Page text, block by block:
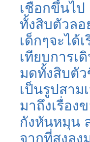
เชือกขึ้นไป
ทั้งสิบตัวลอ
เด็กๆจะได้
เทียบการเ
มดทั้งสิบตั
เป็นรูปสาม
มาถึงเรื่อง
กังหันหมุน
จากที่สูงลง